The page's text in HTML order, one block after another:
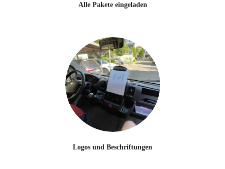
Alle Pakete eingeladen
Logos und Beschriftungen